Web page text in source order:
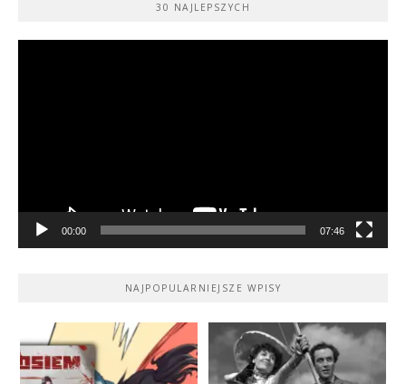
30 NAJLEPSZYCH
00:00 07:46
NAJPOPULARNIEJSZE WPISY